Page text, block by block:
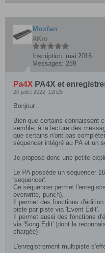
Moxfan
AKro
Inscription: mai 2016
Messages: 289
Pa4X PA4X et
20 juillet 2022, 12h25
Bonjour
Bien que certains connaissent
semble, à la lecture des
que certains n'ont pas
séquencer intégré au PA et un
Je propose donc une petite
Le PA possède un séquencer
'sequencer'.
Ce séquencer permet
overwrite, punch).
Il permet des fonctions
piste par piste via 'Event Edit'.
Il permet aussi des fonctions
via 'Song Edit' (dont la
chargée)
L'enregistrement multipiste